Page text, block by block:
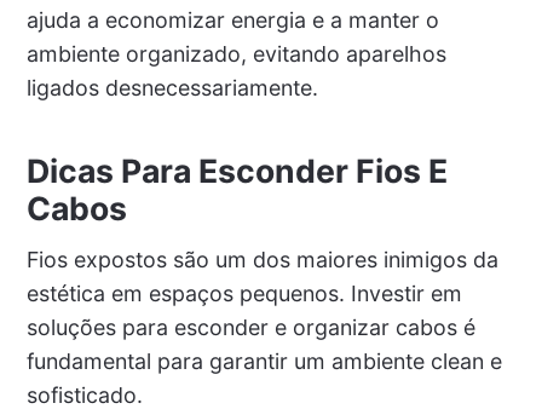
ajuda a economizar energia e a manter o
ambiente organizado, evitando aparelhos
ligados desnecessariamente.
Dicas Para Esconder Fios E
Cabos
Fios expostos são um dos maiores inimigos da
estética em espaços pequenos. Investir em
soluções para esconder e organizar cabos é
fundamental para garantir um ambiente clean e
sofisticado.